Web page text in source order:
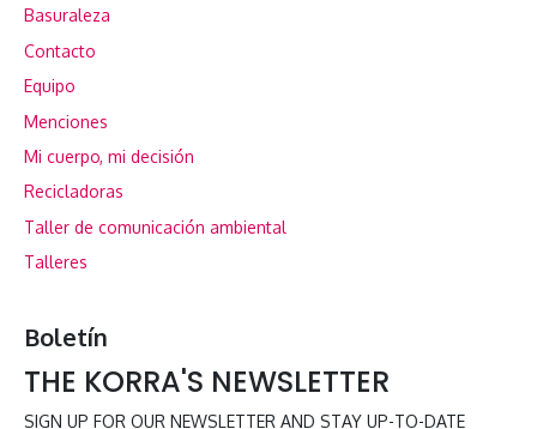
Basuraleza
Contacto
Equipo
Menciones
Mi cuerpo, mi decisión
Recicladoras
Taller de comunicación ambiental
Talleres
Boletín
THE KORRA'S NEWSLETTER
SIGN UP FOR OUR NEWSLETTER AND STAY UP-TO-DATE